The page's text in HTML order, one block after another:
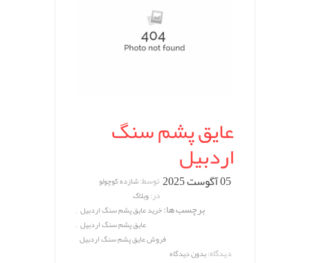
عایق پشم سنگ
اردبیل
05 آگوست 2025 توسط:شازده کوچولو
در:وبلاگ
برچسب ها:خرید عایق پشم سنگ اردبیل ,
عایق پشم سنگ اردبیل ,
فروش عایق پشم سنگ اردبیل
دیدگاه:بدون دیدگاه